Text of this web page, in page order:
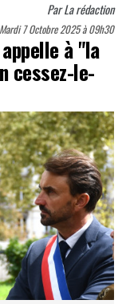
ParLa rédaction
Mardi 7 Octobre 2025 à 09h30
à "la
cessez-le-